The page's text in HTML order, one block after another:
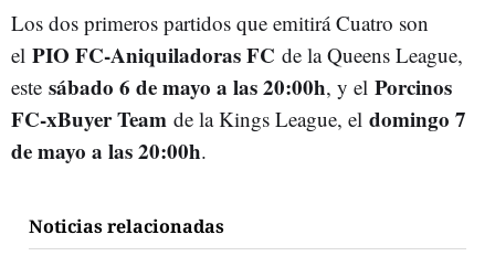
Los dos primeros partidos que emitirá Cuatro son
el PIO FC-Aniquiladoras FC de la Queens League,
este sábado 6 de mayo a las 20:00h, y el Porcinos
FC-xBuyer Team de la Kings League, el domingo 7
de mayo a las 20:00h.
Noticias relacionadas